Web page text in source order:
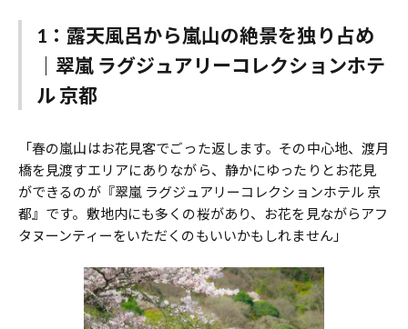
1：露天風呂から嵐山の絶景を独り占め
｜翠嵐 ラグジュアリーコレクションホテ
ル 京都
「春の嵐山はお花見客でごった返します。その中心地、渡月
橋を見渡すエリアにありながら、静かにゆったりとお花見
ができるのが『翠嵐 ラグジュアリーコレクションホテル 京
都』です。敷地内にも多くの桜があり、お花を見ながらアフ
タヌーンティーをいただくのもいいかもしれません」